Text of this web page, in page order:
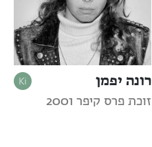
רונה יפמן
זוכת פרס קיפר 2001